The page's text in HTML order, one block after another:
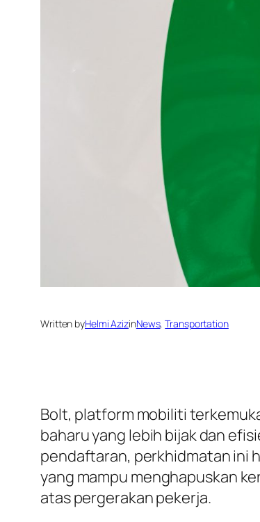
Written byHelmi AzizinNews, Transportation
Bolt, platform mobiliti
baharu yang lebih bijak dan
pendaftaran, perkhidmatan ini
yang mampu menghapuskan
atas pergerakan pekerja.